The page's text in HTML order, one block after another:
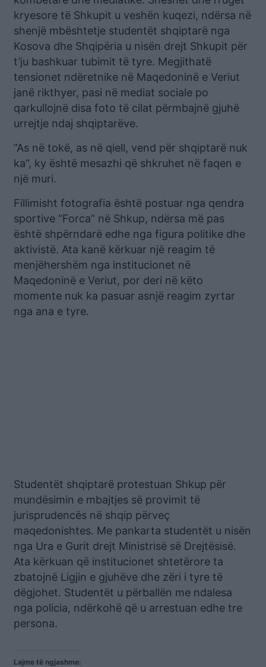
kryesore të Shkupit u veshën kuqezi, ndërsa në
shenjë mbështetje studentët shqiptarë nga
Kosova dhe Shqipëria u nisën drejt Shkupit për
t’ju bashkuar tubimit të tyre. Megjithatë
tensionet ndëretnike në Maqedoninë e Veriut
janë rikthyer, pasi në mediat sociale po
qarkullojnë disa foto të cilat përmbajnë gjuhë
urrejtje ndaj shqiptarëve.
“As në tokë, as në qiell, vend për shqiptarë nuk
ka”, ky është mesazhi që shkruhet në faqen e
një muri.
Fillimisht fotografia është postuar nga qendra
sportive “Forca” në Shkup, ndërsa më pas
është shpërndarë edhe nga figura politike dhe
aktivistë. Ata kanë kërkuar një reagim të
menjëhershëm nga institucionet në
Maqedoninë e Veriut, por deri në këto
momente nuk ka pasuar asnjë reagim zyrtar
nga ana e tyre.
Studentët shqiptarë protestuan Shkup për
mundësimin e mbajtjes së provimit të
jurisprudencës në shqip përveç
maqedonishtes. Me pankarta studentët u nisën
nga Ura e Gurit drejt Ministrisë së Drejtësisë.
Ata kërkuan që institucionet shtetërore ta
zbatojnë Ligjin e gjuhëve dhe zëri i tyre të
dëgjohet. Studentët u përballën me ndalesa
nga policia, ndërkohë që u arrestuan edhe tre
persona.
Lajme të ngjashme: